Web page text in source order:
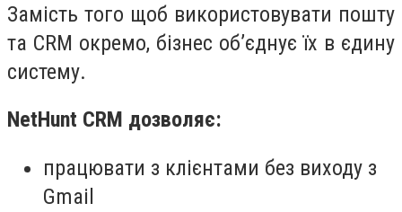
Замість того щоб використовувати пошту
та CRM окремо, бізнес об’єднує їх в єдину
систему.
NetHunt CRM дозволяє:
працювати з клієнтами без виходу з
Gmail